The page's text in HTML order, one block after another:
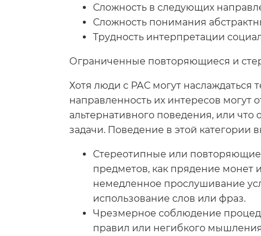
Сложность в следующих
Сложность понимания
Трудность интерпретации
Ограниченные повторяющиеся и
Хотя люди с РАС могут наслаждаться
направленность их интересов могут
альтернативного поведения, или
задачи. Поведение в этой категории
Стереотипные или
предметов, как прядение монет
немедленное прослушивание
использование слов или фраз.
Чрезмерное соблюдение
правил или негибкого